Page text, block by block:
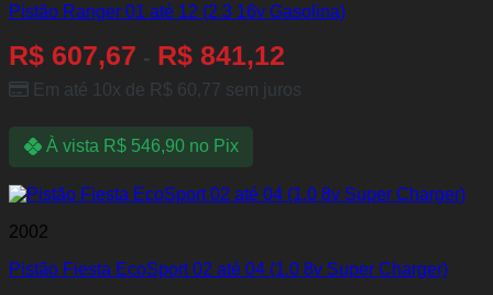
Pistão Ranger 01 até 12 (2.3 16v Gasolina)
R$ 607,67 - R$ 841,12
Em até 10x de R$ 60,77 sem juros
À vista R$546,90 no Pix
2002
Pistão Fiesta EcoSport 02 até 04 (1.0 8v Super Charger)